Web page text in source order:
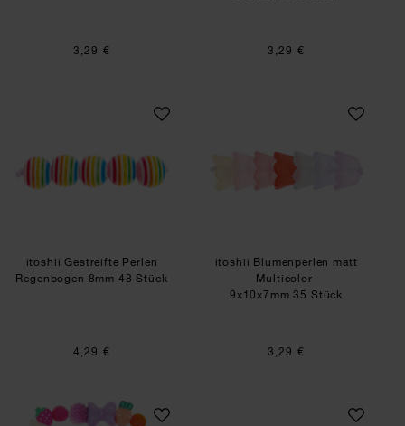
3,29 € 3,29 €
itoshii Gestreifte Perlen Regenbogen 8mm 48
itoshii Gestreifte Perlen
Regenbogen 8mm 48 Stück
4,29 €
itoshii
itoshii Blumenperlen matt
Multicolor
9x10x7mm 35 Stück
3,29 €
itoshii Mini Perlen Armband Set Schleifen &
itoshii Perlen